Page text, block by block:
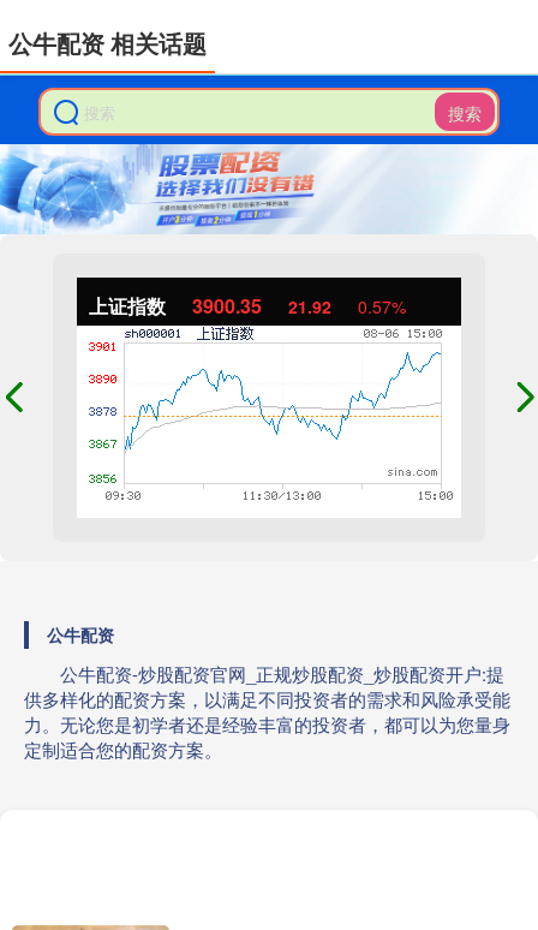
搜索
上证指数 3900.35 21.92 0.57%
公牛配资
公牛配资-炒股配资官网_正规炒股配资_炒股配资开户:提
供多样化的配资方案，以满足不同投资者的需求和风险承受能
力。无论您是初学者还是经验丰富的投资者，都可以为您量身
定制适合您的配资方案。
公牛配资 相关话题